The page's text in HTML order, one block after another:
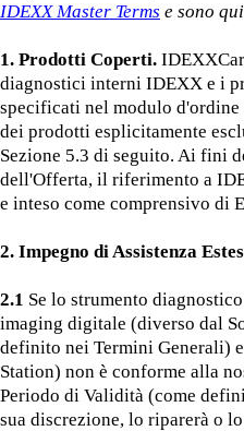
IDEXX Master Terms e sono
1. Prodotti Coperti.
diagnostici interni IDEXX e i
specificati nel modulo d'ordine
dei prodotti esplicitamente
Sezione 5.3 di seguito. Ai fini
dell'Offerta, il riferimento a
e inteso come comprensivo di
2. Impegno di Assistenza
2.1 Se lo strumento
imaging digitale (diverso dal
definito nei Termini Generali)
Station) non è conforme alla
Periodo di Validità (come
sua discrezione, lo riparerà o